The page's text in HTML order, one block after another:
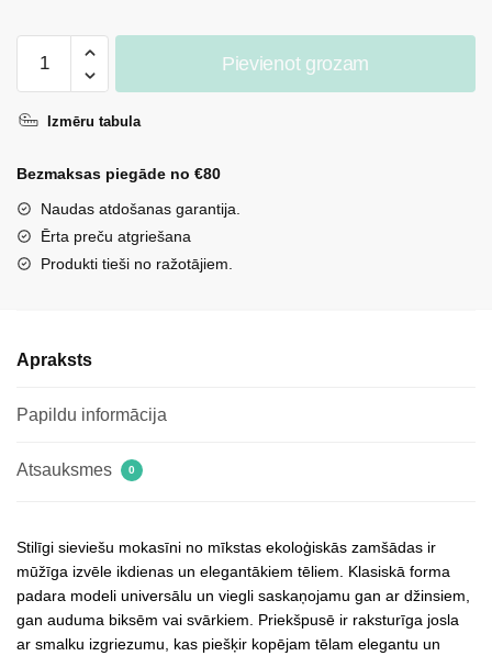
ekoloģiskās
bēšas
Renelia
daudzums
Pievienot grozam
Izmēru tabula
Bezmaksas piegāde no €80
Naudas atdošanas garantija.
Ērta preču atgriešana
Produkti tieši no ražotājiem.
Apraksts
Papildu informācija
Atsauksmes 0
Stilīgi sieviešu mokasīni no mīkstas ekoloģiskās zamšādas ir
mūžīga izvēle ikdienas un elegantākiem tēliem. Klasiskā forma
padara modeli universālu un viegli saskaņojamu gan ar džinsiem,
gan auduma biksēm vai svārkiem. Priekšpusē ir raksturīga josla
ar smalku izgriezumu, kas piešķir kopējam tēlam elegantu un